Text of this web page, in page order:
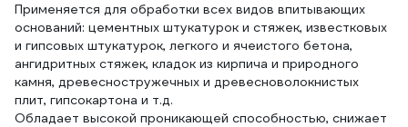
Применяется для обработки всех видов впитывающих
оснований: цементных штукатурок и стяжек, известковых
и гипсовых штукатурок, легкого и ячеистого бетона,
ангидритных стяжек, кладок из кирпича и природного
камня, древесностружечных и древесноволокнистых
плит, гипсокартона и т.д.
Обладает высокой проникающей способностью, снижает